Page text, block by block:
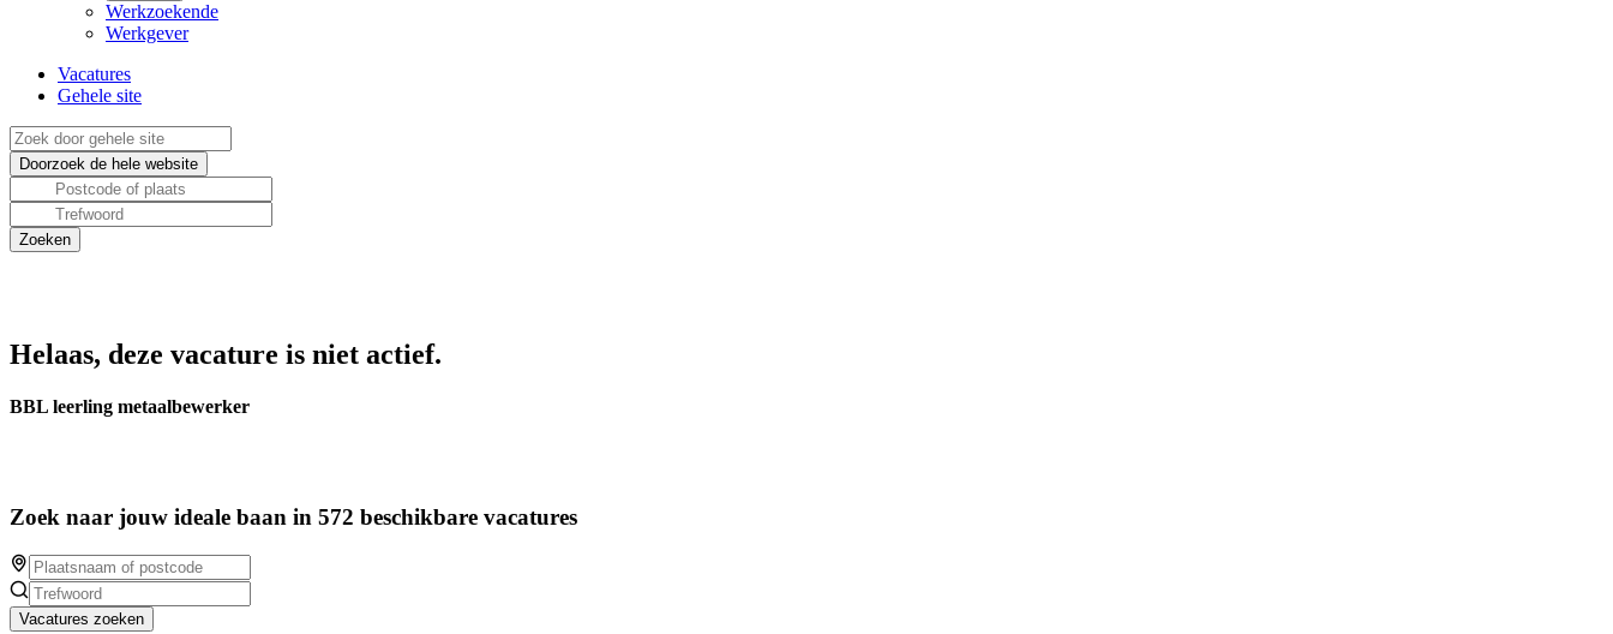
Werkzoekende
Werkgever
Vacatures
Gehele site
Helaas, deze vacature is niet actief.
BBL leerling metaalbewerker
Zoek naar jouw ideale baan in 572 beschikbare vacatures
Vacatures zoeken